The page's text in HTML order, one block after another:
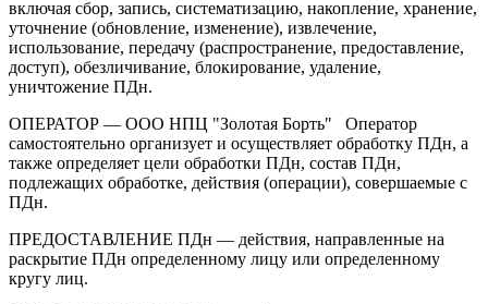
включая сбор, запись, систематизацию, накопление, хранение,
уточнение (обновление, изменение), извлечение,
использование, передачу (распространение, предоставление,
доступ), обезличивание, блокирование, удаление,
уничтожение ПДн.
ОПЕРАТОР — ООО НПЦ "Золотая Борть" Оператор
самостоятельно организует и осуществляет обработку ПДн, а
также определяет цели обработки ПДн, состав ПДн,
подлежащих обработке, действия (операции), совершаемые с
ПДн.
ПРЕДОСТАВЛЕНИЕ ПДн — действия, направленные на
раскрытие ПДн определенному лицу или определенному
кругу лиц.